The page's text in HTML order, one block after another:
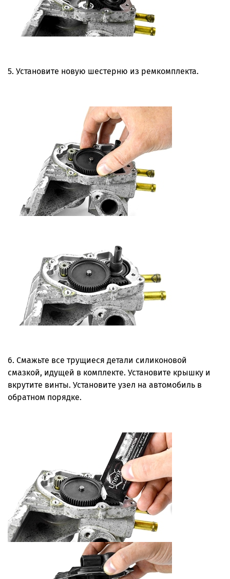
5. Установите новую шестерню из ремкомплекта.
6. Смажьте все трущиеся детали силиконовой
смазкой, идущей в комплекте. Установите крышку и
вкрутите винты. Установите узел на автомобиль в
обратном порядке.